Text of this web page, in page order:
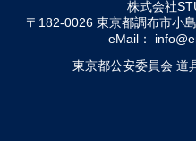
株式会社
〒182-0026 東京都調布市小
eMail：
東京都公安委員会 道